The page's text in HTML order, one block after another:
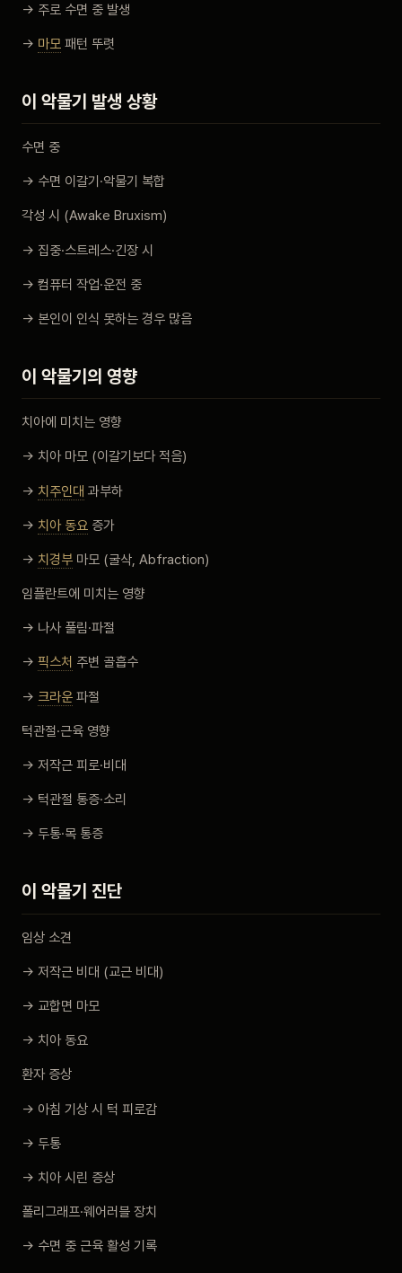
→ 주로 수면 중 발생
→ 마모 패턴 뚜렷
이 악물기 발생 상황
수면 중
→ 수면 이갈기·악물기 복합
각성 시 (Awake Bruxism)
→ 집중·스트레스·긴장 시
→ 컴퓨터 작업·운전 중
→ 본인이 인식 못하는 경우 많음
이 악물기의 영향
치아에 미치는 영향
→ 치아 마모 (이갈기보다 적음)
→ 치주인대 과부하
→ 치아 동요 증가
→ 치경부 마모 (굴삭, Abfraction)
임플란트에 미치는 영향
→ 나사 풀림·파절
→ 픽스처 주변 골흡수
→ 크라운 파절
턱관절·근육 영향
→ 저작근 피로·비대
→ 턱관절 통증·소리
→ 두통·목 통증
이 악물기 진단
임상 소견
→ 저작근 비대 (교근 비대)
→ 교합면 마모
→ 치아 동요
환자 증상
→ 아침 기상 시 턱 피로감
→ 두통
→ 치아 시린 증상
폴리그래프·웨어러블 장치
→ 수면 중 근육 활성 기록